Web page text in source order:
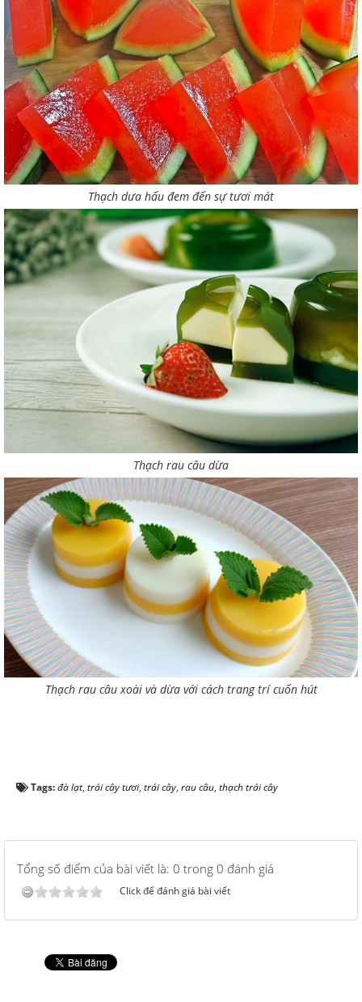
Thạch dưa hấu đem đến sự tươi mát
Thạch rau câu dừa
Thạch rau câu xoài và dừa với cách trang trí cuốn hút
Tags:đà lạt, trái cây tươi, trái cây, rau câu, thạch trái cây
Tổng số điểm của bài viết là: 0 trong 0 đánh giá
Click để đánh giá bài viết